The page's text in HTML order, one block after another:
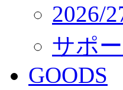
2026/
サポ
GOODS